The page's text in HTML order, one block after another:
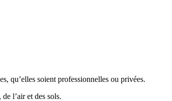
qu’elles soient professionnelles ou privées.
l’air et des sols.